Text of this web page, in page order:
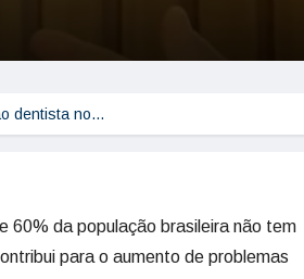
dentista no…
60% da população brasileira não tem
para o aumento de problemas